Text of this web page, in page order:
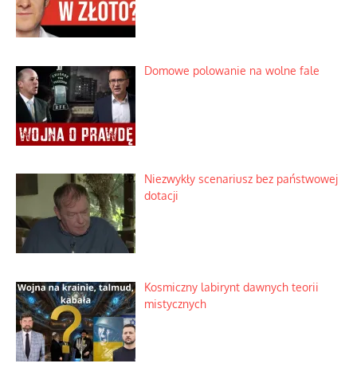
Domowe polowanie na wolne fale
Niezwykły scenariusz bez państwowej
dotacji
Kosmiczny labirynt dawnych teorii
mistycznych